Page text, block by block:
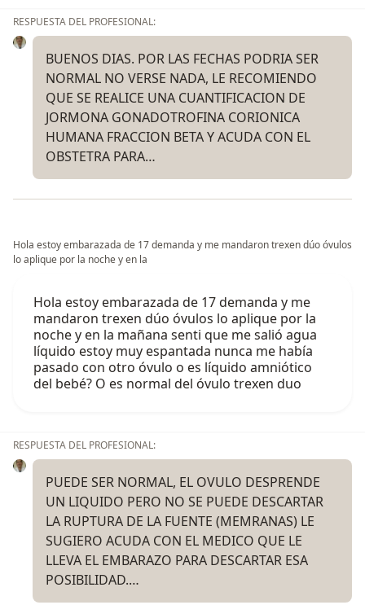
RESPUESTA DEL PROFESIONAL:
BUENOS DIAS. POR LAS FECHAS PODRIA SER
NORMAL NO VERSE NADA, LE RECOMIENDO
QUE SE REALICE UNA CUANTIFICACION DE
JORMONA GONADOTROFINA CORIONICA
HUMANA FRACCION BETA Y ACUDA CON EL
OBSTETRA PARA…
Hola estoy embarazada de 17 demanda y me mandaron trexen dúo óvulos
lo aplique por la noche y en la
Hola estoy embarazada de 17 demanda y me
mandaron trexen dúo óvulos lo aplique por la
noche y en la mañana senti que me salió agua
líquido estoy muy espantada nunca me había
pasado con otro óvulo o es líquido amniótico
del bebé? O es normal del óvulo trexen duo
RESPUESTA DEL PROFESIONAL:
PUEDE SER NORMAL, EL OVULO DESPRENDE
UN LIQUIDO PERO NO SE PUEDE DESCARTAR
LA RUPTURA DE LA FUENTE (MEMRANAS) LE
SUGIERO ACUDA CON EL MEDICO QUE LE
LLEVA EL EMBARAZO PARA DESCARTAR ESA
POSIBILIDAD.…